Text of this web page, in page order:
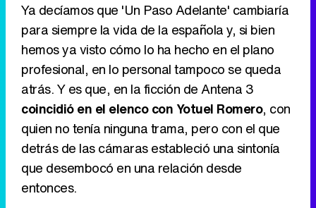
Ya decíamos que 'Un Paso Adelante' cambiaría
para siempre la vida de la española y, si bien
hemos ya visto cómo lo ha hecho en el plano
profesional, en lo personal tampoco se queda
atrás. Y es que, en la ficción de Antena 3
coincidió en el elenco con Yotuel Romero, con
quien no tenía ninguna trama, pero con el que
detrás de las cámaras estableció una sintonía
que desembocó en una relación desde
entonces.